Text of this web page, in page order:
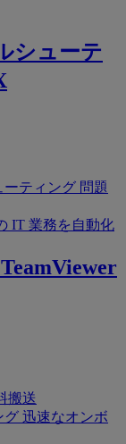
シューテ
ーティング 問題
IT 業務を自動化
TeamViewer
搬送
グ 迅速なオンボ